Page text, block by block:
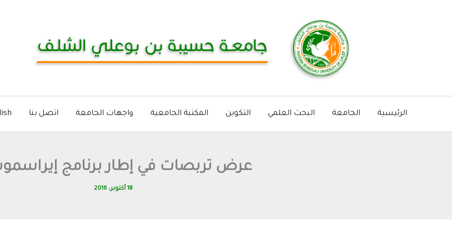
الرئيسية الجامعة البحث العلمي التكوين المكتبة الجامعية واجهات الجامعة اتصل بنا
عرض تربصات في إطار برنامج
18 أكتوبر، 2016